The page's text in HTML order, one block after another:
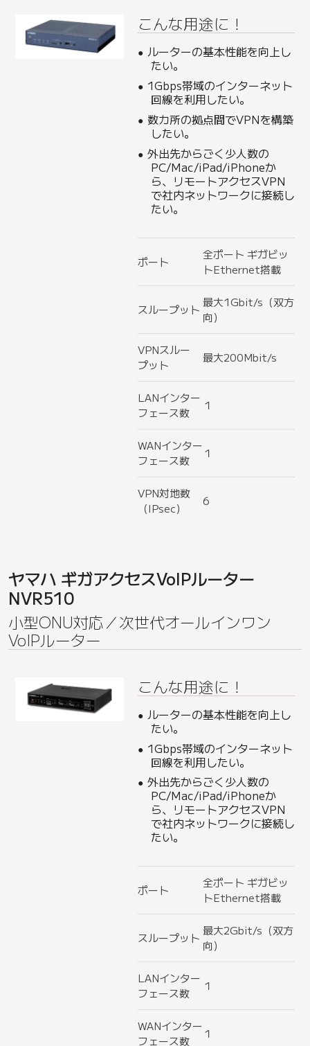
こんな用途に！
ルーターの基本性能を向上し
たい。
1Gbps帯域のインターネット
回線を利用したい。
数カ所の拠点間でVPNを構築
したい。
外出先からごく少人数の
PC/Mac/iPad/iPhoneか
ら、リモートアクセスVPN
で社内ネットワークに接続し
たい。
ポート
全ポート ギガビッ
トEthernet搭載
スループット
最大1Gbit/s（双方
向）
VPNスルー
プット
最大200Mbit/s
LANインター
フェース数
１
WANインター
フェース数
１
VPN対地数
（IPsec）
6
ヤマハ ギガアクセスVoIPルーター
NVR510
小型ONU対応／次世代オールインワン
VoIPルーター
こんな用途に！
ルーターの基本性能を向上し
たい。
1Gbps帯域のインターネット
回線を利用したい。
外出先からごく少人数の
PC/Mac/iPad/iPhoneか
ら、リモートアクセスVPN
で社内ネットワークに接続し
たい。
ポート
全ポート ギガビッ
トEthernet搭載
スループット
最大2Gbit/s（双方
向）
LANインター
フェース数
１
WANインター
フェース数
１